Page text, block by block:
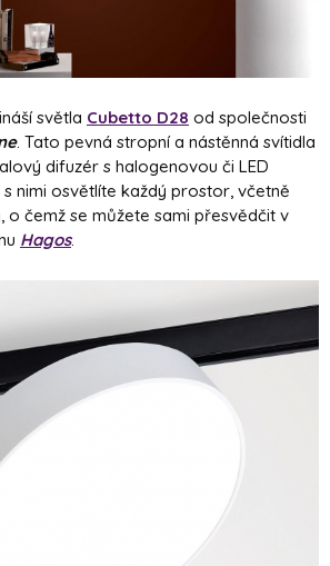
světla Cubetto D28 od společnosti
. Tato pevná stropní a nástěnná svítidla
difuzér s halogenovou či LED
nimi osvětlíte každý prostor, včetně
o čemž se můžete sami přesvědčit v
Hagos.